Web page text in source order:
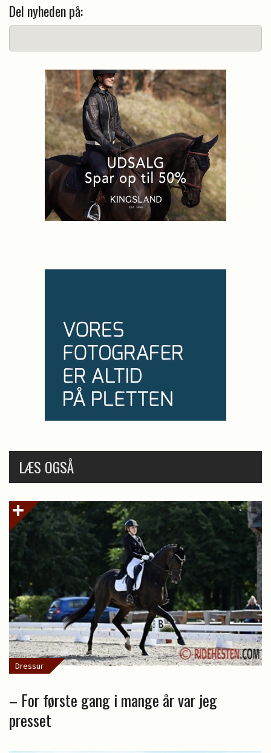
Del nyheden på:
LÆS OGSÅ
Dressur
– For første gang i mange år var jeg
presset